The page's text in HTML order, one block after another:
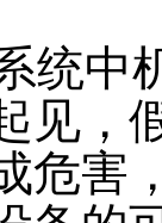
中
，假
危害